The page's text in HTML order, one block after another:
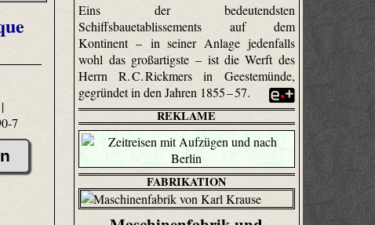
7
Eins der bedeutendsten
Schiffsbauetablissements auf dem
Kontinent – in seiner Anlage jedenfalls
wohl das großartigste – ist die Werft des
Herrn R. C. Rickmers in Geestemünde,
gegründet in den Jahren 1855 – 57.
REKLAME
FABRIKATION